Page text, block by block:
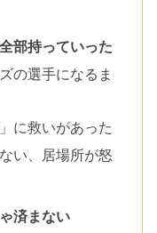
部持っていった
の選手になるま
に救いがあった
い、居場所が怒
済まない